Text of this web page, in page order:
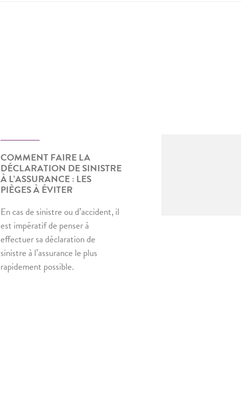
COMMENT FAIRE LA
DÉCLARATION DE SINISTRE
À L’ASSURANCE : LES
PIÈGES À ÉVITER
En cas de sinistre ou d’accident, il
est impératif de penser à
effectuer sa déclaration de
sinistre à l’assurance le plus
rapidement possible.